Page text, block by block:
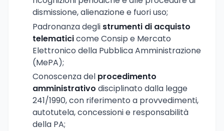
dismissione, alienazione e fuori uso;
Padronanza degli strumenti di acquisto
telematicicome Consip e Mercato
Elettronico della Pubblica Amministrazione
(MePA);
Conoscenza del procedimento
amministrativo disciplinato dalla legge
241/1990, con riferimento a provvedimenti,
autotutela, concessioni e responsabilità
della PA;